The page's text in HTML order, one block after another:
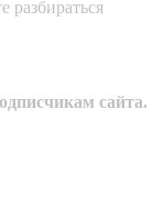
разбираться
сайта.